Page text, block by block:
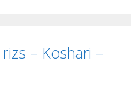
– Koshari –